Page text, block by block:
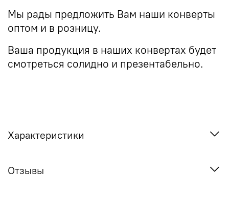
Мы рады предложить Вам наши конверты
оптом и в розницу.
Ваша продукция в наших конвертах будет
смотреться солидно и презентабельно.
Характеристики
Отзывы